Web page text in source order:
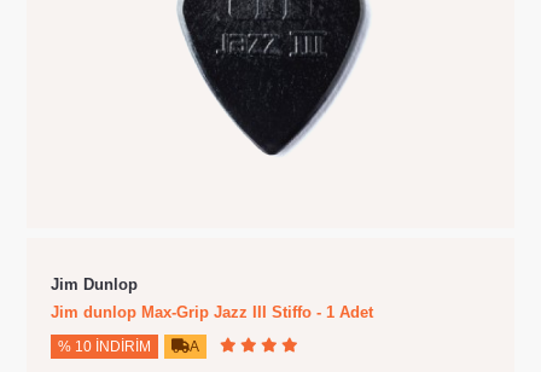
Jim Dunlop
Jim dunlop Max-Grip Jazz III Stiffo - 1 Adet
% 10 İNDIRIM A